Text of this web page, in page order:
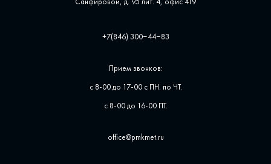
+7(846) 300‒44‒83
Прием звонков:
с 8-00 до 17-00 с ПН. по ЧТ.
с 8-00 до 16-00 ПТ.
office@pmkmet.ru